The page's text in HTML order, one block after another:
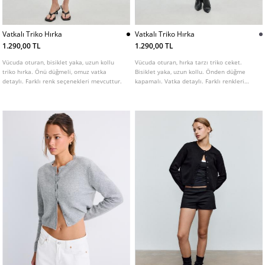
Vatkalı Triko Hırka
1.290,00 TL
Vücuda oturan, bisiklet yaka, uzun kollu
triko hırka. Önü düğmeli, omuz vatka
detaylı. Farklı renk seçenekleri mevcuttur.
Vatkalı Triko Hırka
1.290,00 TL
Vücuda oturan, hırka tarzı triko ceket.
Bisiklet yaka, uzun kollu. Önden düğme
kapamalı. Vatka detaylı. Farklı renkleri